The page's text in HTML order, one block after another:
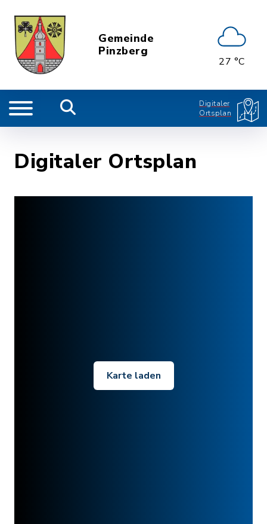
Gemeinde
Pinzberg
27 °C
Digitaler
Ortsplan
Digitaler Ortsplan
Karte laden